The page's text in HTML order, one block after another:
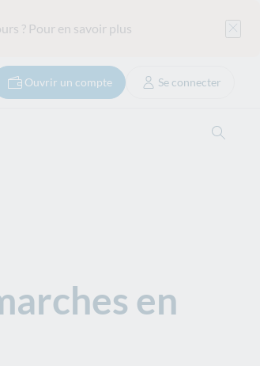
? Pour en savoir plus
Ouvrir un compte Se connecter
en